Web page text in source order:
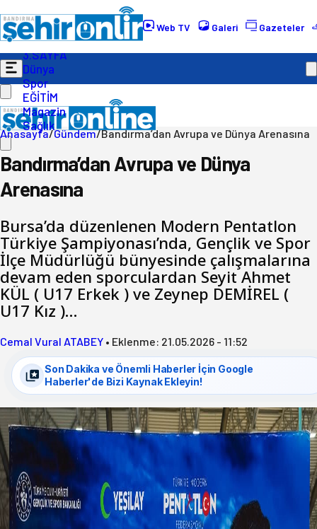
Web TV Galeri Gazeteler
Gündem
Ekonomi
Politika
3.SAYFA
Dünya
Spor
EĞİTİM
Magazin
Sağlık
Anasayfa/Gündem/Bandırma’dan Avrupa ve Dünya Arenasına
Bandırma’dan Avrupa ve Dünya
Arenasına
Bursa’da düzenlenen Modern Pentatlon
Türkiye Şampiyonası’nda, Gençlik ve Spor
İlçe Müdürlüğü bünyesinde çalışmalarına
devam eden sporculardan Seyit Ahmet
KÜL ( U17 Erkek ) ve Zeynep DEMİREL (
U17 Kız )…
Cemal Vural ATABEY • Eklenme: 21.05.2026 - 11:52
Son Dakika ve Önemli Haberler İçin Google
Haberler'de Bizi Kaynak Ekleyin!